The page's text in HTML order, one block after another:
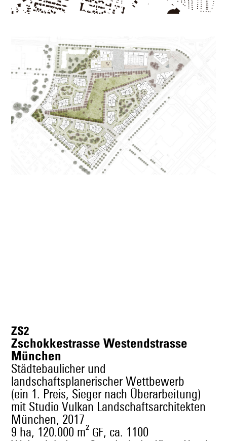
ZS2
Zschokkestrasse Westendstrasse
München
Städtebaulicher und
landschaftsplanerischer Wettbewerb
(ein 1. Preis, Sieger nach Überarbeitung)
mit Studio Vulkan Landschaftsarchitekten
München, 2017
9 ha, 120.000 m² GF, ca. 1100